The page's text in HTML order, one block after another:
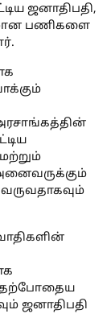
ஜனாதிபதி,
பணிகளை
தற்போதைய
ஜனாதிபதி